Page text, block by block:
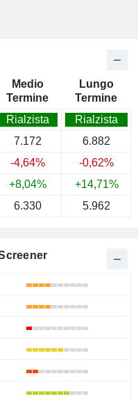
Medio
Termine
Lungo
Termine
Rialzista
Rialzista
7.172
6.882
-4,64%
-0,62%
+8,04%
+14,71%
6.330 5.962